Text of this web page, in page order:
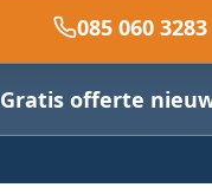
085 060 3283
Gratis offerte